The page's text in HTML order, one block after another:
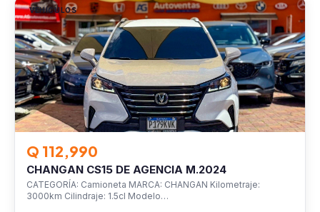
VEHÍCULOS
Q 112,990
CHANGAN CS15 DE AGENCIA M.2024
CATEGORÍA: Camioneta MARCA: CHANGAN Kilometraje:
3000km Cilindraje: 1.5cl Modelo…